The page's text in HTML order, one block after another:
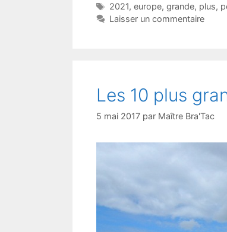
Étiquettes
2021, europe, grande, plus,
Laisser un commentaire
Les 10 plus
5 mai 2017 par Maître Bra'Tac